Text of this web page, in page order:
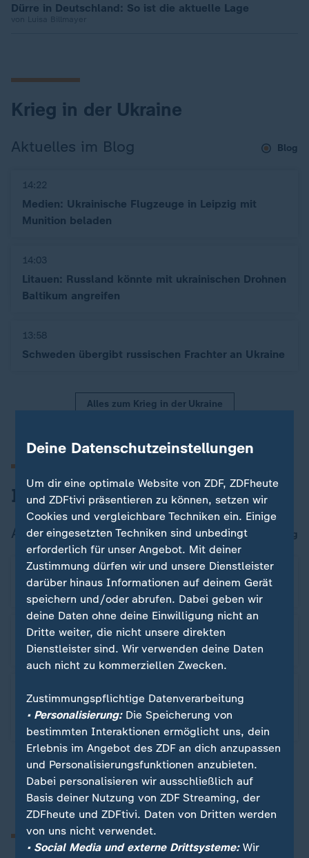
Dürre in Deutschland: So ist die aktuelle Lage
Krieg in der Ukraine
Aktuelles im Blog Blog
14:22
Medien: Ukrainische Flugzeuge in Leipzig mit
Munition beladen
14:03
Litauen: Russland könnte mit ukrainischen Drohnen
Baltikum angreifen
13:58
Schweden übergibt russischen Frachter an Ukraine
Alles zum Krieg in der Ukraine
Iran-Krieg und Nahost-Konflikt
Aktuelles im Blog Blog
14:45
Pakistan will neue Gespräche
12:21
Iran droht Golfstaaten im Krieg mit USA
Trump tritt Berichten über Waffenengpässe
entgegen und droht
Alles zum Krieg in Nahost
Deine Datenschutzeinstellungen
Um dir eine optimale Website von ZDF, ZDFheute
und ZDFtivi präsentieren zu können, setzen wir
Cookies und vergleichbare Techniken ein. Einige
der eingesetzten Techniken sind unbedingt
erforderlich für unser Angebot. Mit deiner
Zustimmung dürfen wir und unsere Dienstleister
darüber hinaus Informationen auf deinem Gerät
speichern und/oder abrufen. Dabei geben wir
deine Daten ohne deine Einwilligung nicht an
Dritte weiter, die nicht unsere direkten
Dienstleister sind. Wir verwenden deine Daten
auch nicht zu kommerziellen Zwecken.
Zustimmungspflichtige Datenverarbeitung
• Personalisierung:Die Speicherung von
bestimmten Interaktionen ermöglicht uns, dein
Erlebnis im Angebot des ZDF an dich anzupassen
und Personalisierungsfunktionen anzubieten.
Dabei personalisieren wir ausschließlich auf
Basis deiner Nutzung von ZDF Streaming, der
ZDFheute und ZDFtivi. Daten von Dritten werden
von uns nicht verwendet.
• Social Media und externe Drittsysteme:Wir